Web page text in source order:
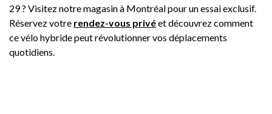
29 ? Visitez notre magasin à Montréal pour un essai exclusif.
Réservez votre rendez-vous privéet découvrez comment
ce vélo hybride peut révolutionner vos déplacements
quotidiens.